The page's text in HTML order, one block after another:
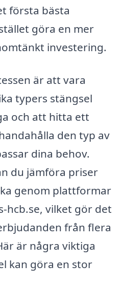
första bästa
göra en mer
investering.
är att vara
typers stängsel
och att hitta ett
den typ av
dina behov.
du jämföra priser
genom plattformar
hcb.se, vilket gör det
från flera
är några viktiga
kan göra en stor